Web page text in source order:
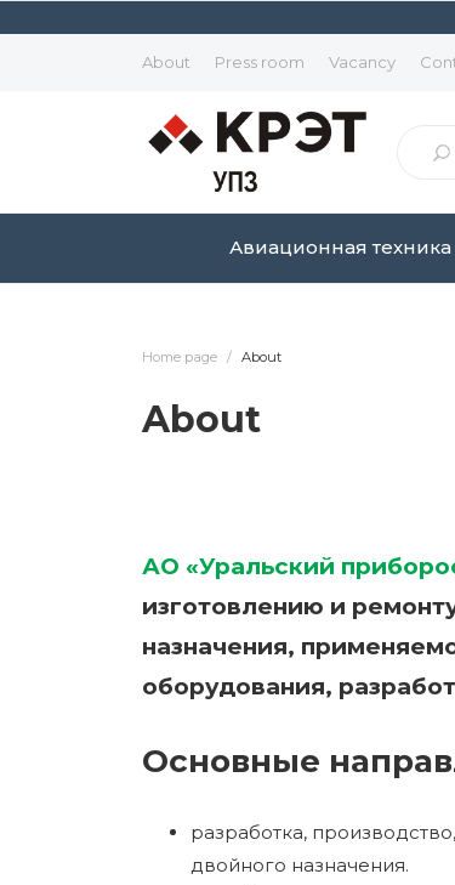
About Press room Vacancy
Авиационная техника
Home page / About
About
АО «Уральский
изготовлению и
назначения,
оборудования,
Основные
разработка,
двойного назначения.